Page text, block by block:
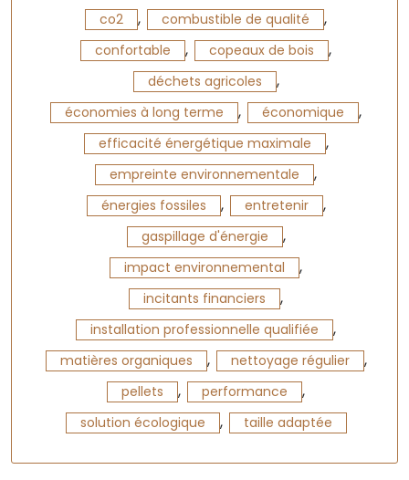
co2 , combustible de qualité ,
confortable , copeaux de bois ,
déchets agricoles ,
économies à long terme , économique ,
efficacité énergétique maximale ,
empreinte environnementale ,
énergies fossiles , entretenir ,
gaspillage d'énergie ,
impact environnemental ,
incitants financiers ,
installation professionnelle qualifiée ,
matières organiques , nettoyage régulier ,
pellets , performance ,
solution écologique , taille adaptée